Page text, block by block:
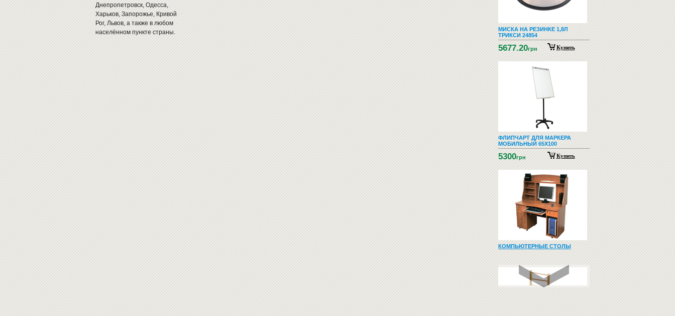
Днепропетровск, Одесса,
Харьков, Запорожье, Кривой
Рог, Львов, а также в любом
населённом пункте страны.
МИСКА НА РЕЗИНКЕ 1,8Л
ТРИКСИ 24854
5677.20грн Купить
ФЛИПЧАРТ ДЛЯ МАРКЕРА
МОБИЛЬНЫЙ 65Х100
5300грн Купить
КОМПЬЮТЕРНЫЕ СТОЛЫ